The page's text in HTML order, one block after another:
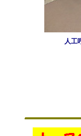
人工